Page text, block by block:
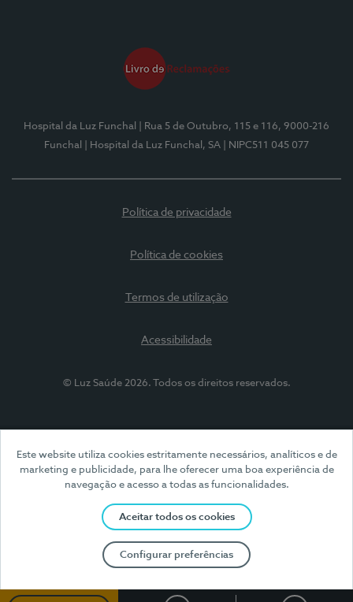
Este website utiliza cookies estritamente necessários, analíticos e de
marketing e publicidade, para lhe oferecer uma boa experiência de
navegação e acesso a todas as funcionalidades.
Aceitar todos os cookies
Configurar preferências
Hospital da Luz Funchal
| Rua 5 de Outubro, 115 e 116, 9000-216
Funchal
| Hospital da Luz Funchal, SA | NIPC511 045 077
Política de privacidade
Política de cookies
Termos de utilização
Acessibilidade
© Luz Saúde 2026. Todos os direitos reservados.